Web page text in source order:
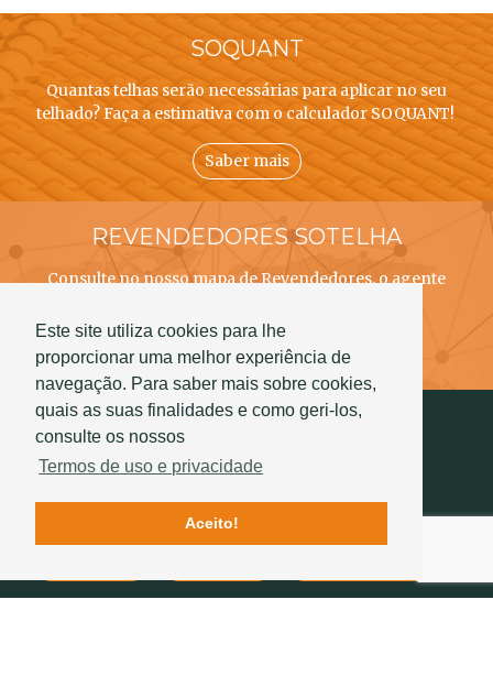
Este site utiliza cookies para lhe
proporcionar uma melhor experiência de
navegação. Para saber mais sobre cookies,
quais as suas finalidades e como geri-los,
consulte os nossos
Termos de uso e privacidade
Aceito!
SOQUANT
Quantas telhas serão necessárias para aplicar no seu
telhado? Faça a estimativa com o calculador SOQUANT!
Saber mais
REVENDEDORES SOTELHA
Consulte no nosso mapa de Revendedores, o agente
Saber mais